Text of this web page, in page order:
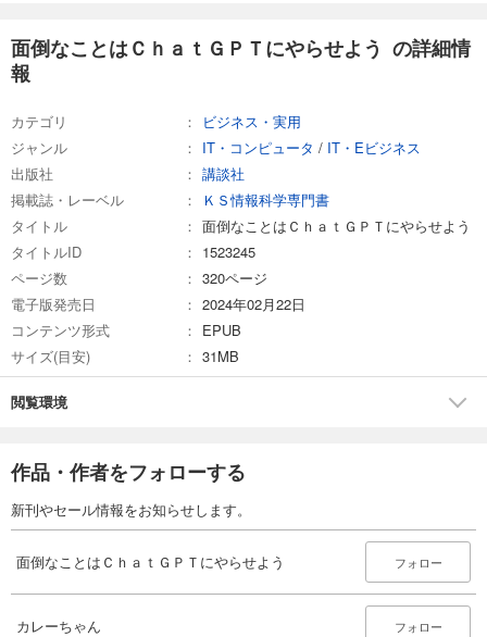
面倒なことはＣｈａｔＧＰＴにやらせよう の詳細情
報
カテゴリ
ビジネス・実用
ジャンル
IT・コンピュータ / IT・Eビジネス
出版社
講談社
掲載誌・レーベル
ＫＳ情報科学専門書
タイトル
面倒なことはＣｈａｔＧＰＴにやらせよう
タイトルID
1523245
ページ数
320ページ
電子版発売日
2024年02月22日
コンテンツ形式
EPUB
サイズ(目安)
31MB
閲覧環境
作品・作者をフォローする
新刊やセール情報をお知らせします。
面倒なことはＣｈａｔＧＰＴにやらせよう フォロー
カレーちゃん フォロー